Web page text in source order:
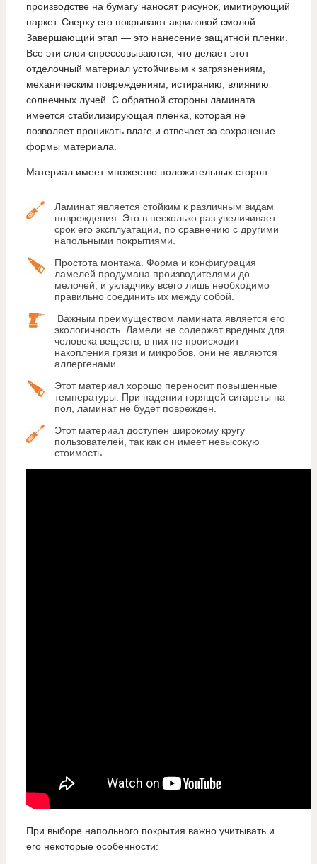
производстве на бумагу наносят рисунок, имитирующий
паркет. Сверху его покрывают акриловой смолой.
Завершающий этап — это нанесение защитной пленки.
Все эти слои спрессовываются, что делает этот
отделочный материал устойчивым к загрязнениям,
механическим повреждениям, истиранию, влиянию
солнечных лучей. С обратной стороны ламината
имеется стабилизирующая пленка, которая не
позволяет проникать влаге и отвечает за сохранение
формы материала.
Материал имеет множество положительных сторон:
Ламинат является стойким к различным видам
повреждения. Это в несколько раз увеличивает
срок его эксплуатации, по сравнению с другими
напольными покрытиями.
Простота монтажа. Форма и конфигурация
ламелей продумана производителями до
мелочей, и укладчику всего лишь необходимо
правильно соединить их между собой.
Важным преимуществом ламината является его
экологичность. Ламели не содержат вредных для
человека веществ, в них не происходит
накопления грязи и микробов, они не являются
аллергенами.
Этот материал хорошо переносит повышенные
температуры. При падении горящей сигареты на
пол, ламинат не будет поврежден.
Этот материал доступен широкому кругу
пользователей, так как он имеет невысокую
стоимость.
При выборе напольного покрытия важно учитывать и
его некоторые особенности: